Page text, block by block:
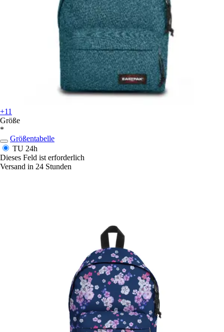
+11
Größe
*
Größentabelle
TU 24h
Dieses Feld ist erforderlich
Versand in 24 Stunden